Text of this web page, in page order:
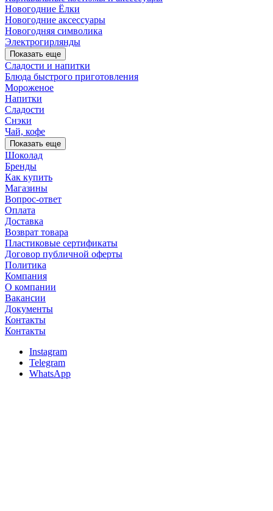
Новогодние Ёлки
Новогодние аксессуары
Новогодняя символика
Электрогирлянды
Показать еще
Сладости и напитки
Блюда быстрого приготовления
Мороженое
Напитки
Сладости
Снэки
Чай, кофе
Показать еще
Шоколад
Бренды
Как купить
Магазины
Вопрос-ответ
Оплата
Доставка
Возврат товара
Пластиковые сертификаты
Договор публичной оферты
Политика
Компания
О компании
Вакансии
Документы
Контакты
Контакты
Instagram
Telegram
WhatsApp